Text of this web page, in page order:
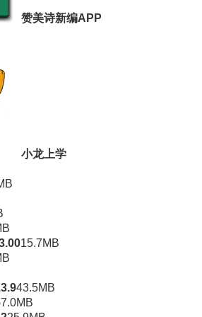
赞美诗新编APP
小龙上学
15.7MB
43.5MB
7.0MB